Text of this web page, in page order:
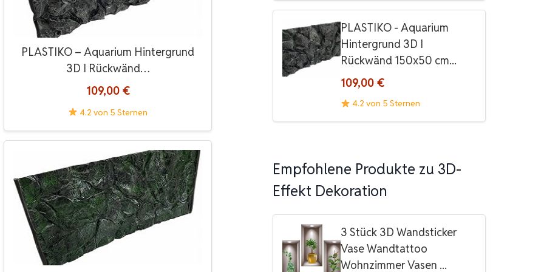
PLASTIKO – Aquarium Hintergrund
3D I Rückwänd…
109,00 €
4.2 von 5 Sternen
PLASTIKO - Aquarium
Hintergrund 3D I
Rückwänd 150x50 cm...
109,00 €
4.2 von 5 Sternen
Empfohlene Produkte zu 3D-
Effekt Dekoration
3 Stück 3D Wandsticker
Vase Wandtattoo
Wohnzimmer Vasen ...